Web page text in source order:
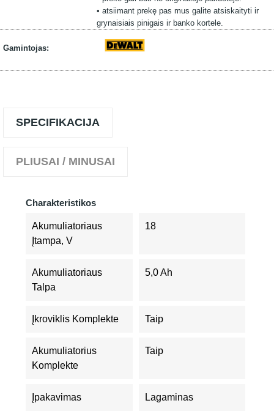
• atsiimant prekę pas mus galite atsiskaityti ir
grynaisiais pinigais ir banko kortele.
Gamintojas:
SPECIFIKACIJA
PLIUSAI / MINUSAI
Charakteristikos
Akumuliatoriaus
Įtampa, V
18
Akumuliatoriaus
Talpa
5,0 Ah
Įkroviklis Komplekte Taip
Akumuliatorius
Komplekte
Taip
Įpakavimas Lagaminas